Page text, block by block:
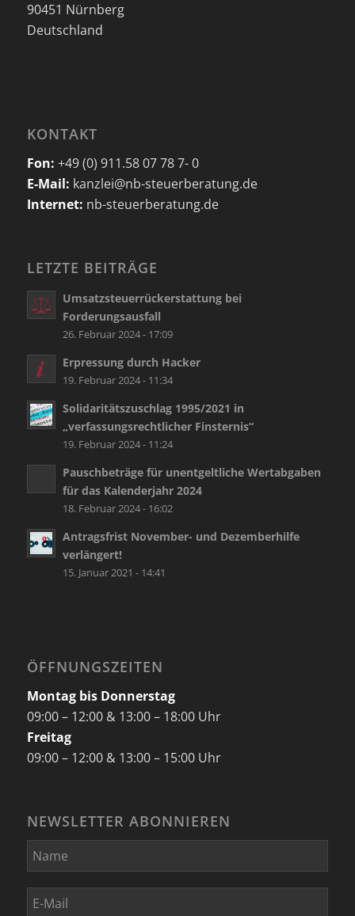
90451 Nürnberg
Deutschland
KONTAKT
Fon: +49 (0) 911.58 07 78 7- 0
E-Mail: kanzlei@nb-steuerberatung.de
Internet: nb-steuerberatung.de
LETZTE BEITRÄGE
Umsatzsteuerrückerstattung bei
Forderungsausfall
26. Februar 2024 - 17:09
Erpressung durch Hacker
19. Februar 2024 - 11:34
Solidaritätszuschlag 1995/2021 in
„verfassungsrechtlicher Finsternis“
19. Februar 2024 - 11:24
Pauschbeträge für unentgeltliche Wertabgaben
für das Kalenderjahr 2024
18. Februar 2024 - 16:02
Antragsfrist November- und Dezemberhilfe
verlängert!
15. Januar 2021 - 14:41
ÖFFNUNGSZEITEN
Montag bis Donnerstag
09:00 – 12:00 & 13:00 – 18:00 Uhr
Freitag
09:00 – 12:00 & 13:00 – 15:00 Uhr
NEWSLETTER ABONNIEREN